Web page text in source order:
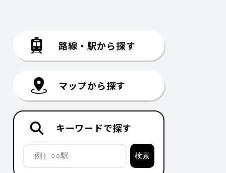
路線・駅から探す
マップから探す
キーワードで探す